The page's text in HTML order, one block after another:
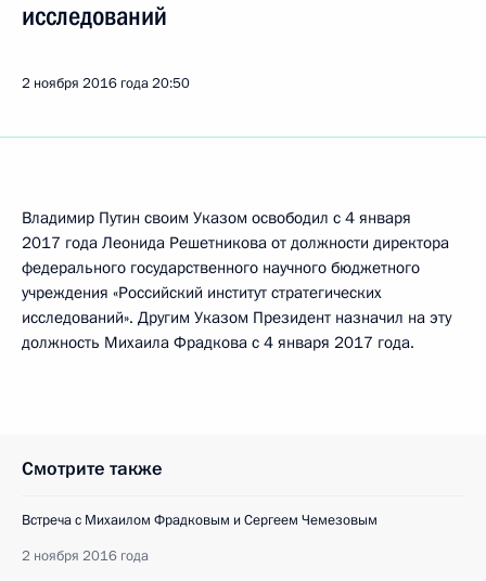
исследований
2 ноября 2016 года20:50
Владимир Путин своим Указом освободил с 4 января
2017 года Леонида Решетникова от должности директора
федерального государственного научного бюджетного
учреждения «Российский институт стратегических
исследований». Другим Указом Президент назначил на эту
должность Михаила Фрадкова с 4 января 2017 года.
Смотрите также
Встреча с Михаилом Фрадковым и Сергеем Чемезовым
2 ноября 2016 года